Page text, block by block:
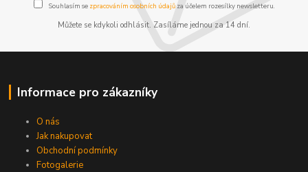
Souhlasím se zpracováním osobních údajůza účelem rozesílky newsletteru.
Můžete se kdykoli odhlásit. Zasíláme jednou za 14 dní.
Informace pro zákazníky
O nás
Jak nakupovat
Obchodní podmínky
Fotogalerie